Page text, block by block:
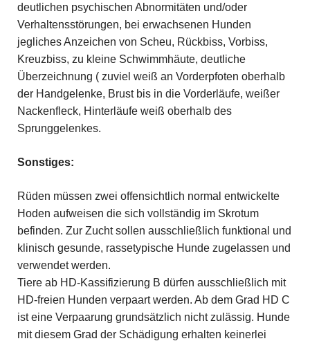
deutlichen psychischen Abnormitäten und/oder
Verhaltensstörungen, bei erwachsenen Hunden
jegliches Anzeichen von Scheu, Rückbiss, Vorbiss,
Kreuzbiss, zu kleine Schwimmhäute, deutliche
Überzeichnung ( zuviel weiß an Vorderpfoten oberhalb
der Handgelenke, Brust bis in die Vorderläufe, weißer
Nackenfleck, Hinterläufe weiß oberhalb des
Sprunggelenkes.
Sonstiges:
Rüden müssen zwei offensichtlich normal entwickelte
Hoden aufweisen die sich vollständig im Skrotum
befinden. Zur Zucht sollen ausschließlich funktional und
klinisch gesunde, rassetypische Hunde zugelassen und
verwendet werden.
Tiere ab HD-Kassifizierung B dürfen ausschließlich mit
HD-freien Hunden verpaart werden. Ab dem Grad HD C
ist eine Verpaarung grundsätzlich nicht zulässig. Hunde
mit diesem Grad der Schädigung erhalten keinerlei